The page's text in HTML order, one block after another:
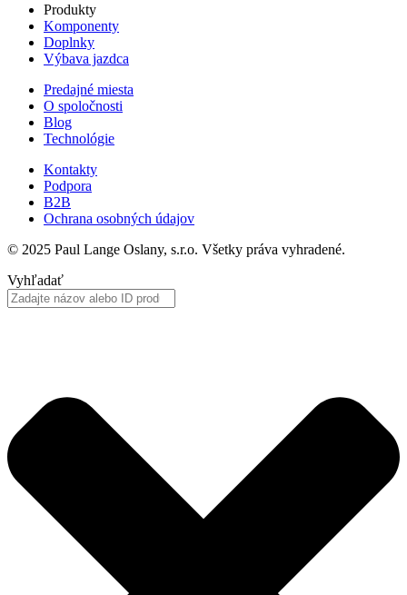
Produkty
Komponenty
Doplnky
Výbava jazdca
Predajné miesta
O spoločnosti
Blog
Technológie
Kontakty
Podpora
B2B
Ochrana osobných údajov
© 2025 Paul Lange Oslany, s.r.o. Všetky práva vyhradené.
Vyhľadať